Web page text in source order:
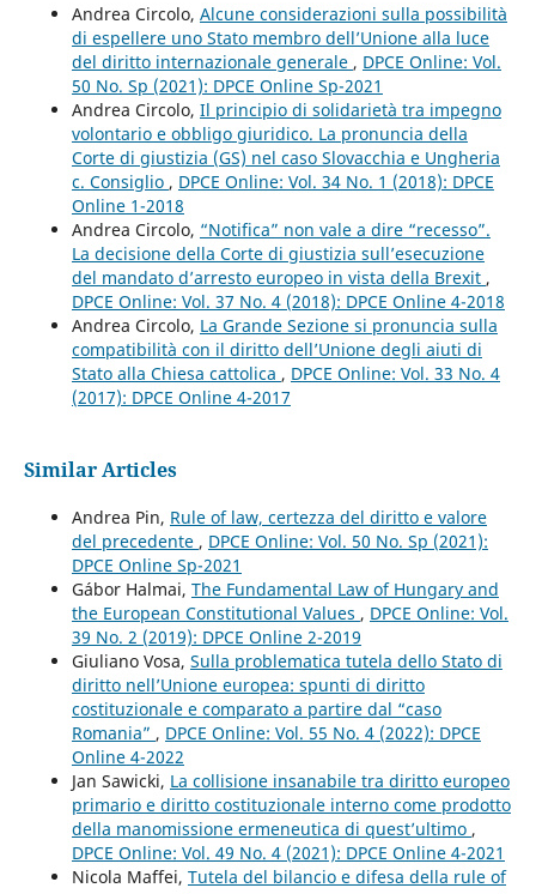
Andrea Circolo, Alcune considerazioni sulla possibilità
di espellere uno Stato membro dell’Unione alla luce
del diritto internazionale generale , DPCE Online: Vol.
50 No. Sp (2021): DPCE Online Sp-2021
Andrea Circolo, Il principio di solidarietà tra impegno
volontario e obbligo giuridico. La pronuncia della
Corte di giustizia (GS) nel caso Slovacchia e Ungheria
c. Consiglio , DPCE Online: Vol. 34 No. 1 (2018): DPCE
Online 1-2018
Andrea Circolo, “Notifica” non vale a dire “recesso”.
La decisione della Corte di giustizia sull’esecuzione
del mandato d’arresto europeo in vista della Brexit ,
DPCE Online: Vol. 37 No. 4 (2018): DPCE Online 4-2018
Andrea Circolo, La Grande Sezione si pronuncia sulla
compatibilità con il diritto dell’Unione degli aiuti di
Stato alla Chiesa cattolica , DPCE Online: Vol. 33 No. 4
(2017): DPCE Online 4-2017
Similar Articles
Andrea Pin, Rule of law, certezza del diritto e valore
del precedente , DPCE Online: Vol. 50 No. Sp (2021):
DPCE Online Sp-2021
Gábor Halmai, The Fundamental Law of Hungary and
the European Constitutional Values , DPCE Online: Vol.
39 No. 2 (2019): DPCE Online 2-2019
Giuliano Vosa, Sulla problematica tutela dello Stato di
diritto nell’Unione europea: spunti di diritto
costituzionale e comparato a partire dal “caso
Romania” , DPCE Online: Vol. 55 No. 4 (2022): DPCE
Online 4-2022
Jan Sawicki, La collisione insanabile tra diritto europeo
primario e diritto costituzionale interno come prodotto
della manomissione ermeneutica di quest’ultimo ,
DPCE Online: Vol. 49 No. 4 (2021): DPCE Online 4-2021
Nicola Maffei, Tutela del bilancio e difesa della rule of